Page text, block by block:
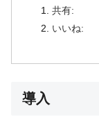
共有:
いいね:
導入